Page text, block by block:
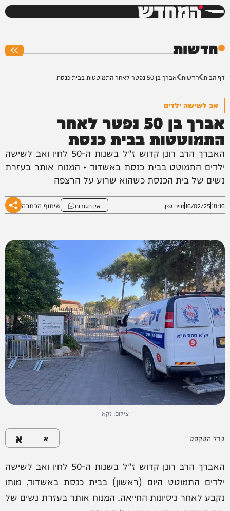
המחדש
חדשות
דף הבית חדשות אברך בן 50 נפטר לאחר התמוטטות בבית כנסת
אב לשישה ילדים
אברך בן 50 נפטר לאחר
התמוטטות בבית כנסת
האברך הרב רונן קדוש ז"ל בשנות ה-50 לחיו ואב לשישה
ילדים התמוטט בבית כנסת באשדוד • המנוח אותר בעזרת
נשים של בית הכנסת כשהוא שרוע על הרצפה
18:16
16/02/25חיים גפן אין תגובות שיתוף הכתבה
צילום: זקא
גודל הטקסט א א
האברך הרב רונן קדוש ז"ל בשנות ה-50 לחיו ואב לשישה
ילדים התמוטט היום (ראשון) בבית כנסת באשדוד, מותו
נקבע לאחר ניסיונות החייאה. המנוח אותר בעזרת נשים של